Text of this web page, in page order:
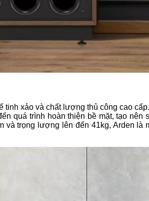
tinh xảo và chất lượng thủ công cao
quá trình hoàn thiện bề mặt, tạo
và trọng lượng lên đến 41kg, Arden